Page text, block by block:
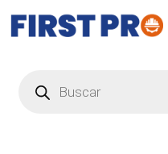
productos